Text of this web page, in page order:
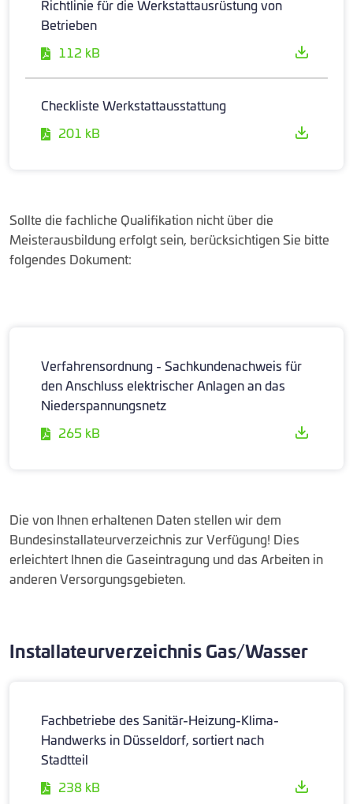
Richtlinie für die Werkstattausrüstung von
Betrieben
112 kB
Checkliste Werkstattausstattung
201 kB
Sollte die fachliche Qualifikation nicht über die
Meisterausbildung erfolgt sein, berücksichtigen Sie bitte
folgendes Dokument:
Verfahrensordnung - Sachkundenachweis für
den Anschluss elektrischer Anlagen an das
Niederspannungsnetz
265 kB
Die von Ihnen erhaltenen Daten stellen wir dem
Bundesinstallateurverzeichnis zur Verfügung! Dies
erleichtert Ihnen die Gaseintragung und das Arbeiten in
anderen Versorgungsgebieten.
Installateurverzeichnis Gas/Wasser
Fachbetriebe des Sanitär-Heizung-Klima-
Handwerks in Düsseldorf, sortiert nach
Stadtteil
238 kB